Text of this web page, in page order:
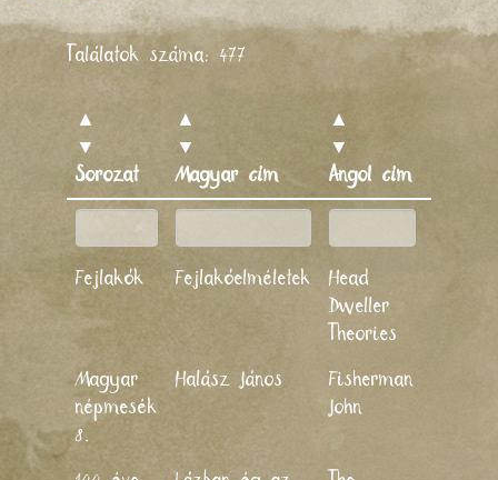
Találatok száma: 477
▲
▼
Sorozat
▲
▼
Magyar cím
▲
▼
Angol cím
Fejlakók Fejlakóelméletek
Head
Dweller
Theories
Magyar
népmesék
8.
Halász János
Fisherman
John